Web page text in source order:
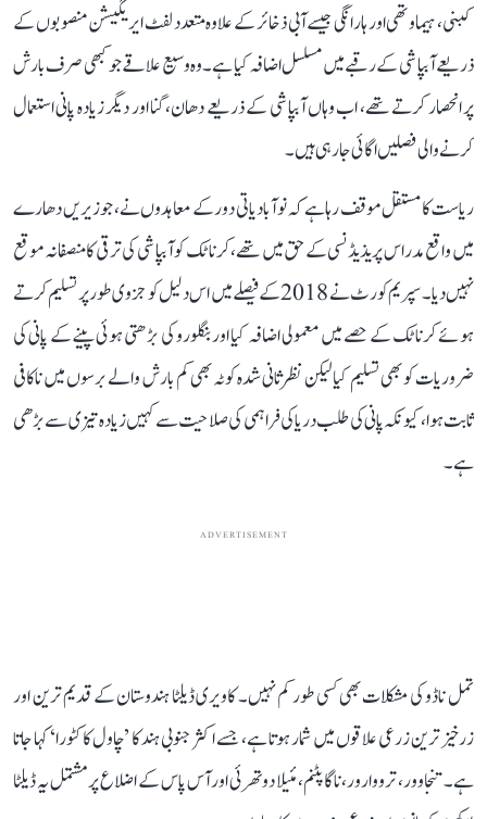
کبنی، ہیماوتھی اور ہارانگی جیسے آبی ذخائر کے علاوہ متعدد لفٹ ایریگیشن منصوبوں کے
ذریعے آبپاشی کے رقبے میں مسلسل اضافہ کیا ہے۔ وہ وسیع علاقے جو کبھی صرف بارش
پر انحصار کرتے تھے، اب وہاں آبپاشی کے ذریعے دھان، گنا اور دیگر زیادہ پانی استعمال
کرنے والی فصلیں اگائی جا رہی ہیں۔
ریاست کا مستقل موقف رہا ہے کہ نوآبادیاتی دور کے معاہدوں نے، جو زیریں دھارے
میں واقع مدراس پریذیڈنسی کے حق میں تھے، کرناٹک کو آبپاشی کی ترقی کا منصفانہ موقع
نہیں دیا۔ سپریم کورٹ نے 2018 کے فیصلے میں اس دلیل کو جزوی طور پر تسلیم کرتے
ہوئے کرناٹک کے حصے میں معمولی اضافہ کیا اور بنگلورو کی بڑھتی ہوئی پینے کے پانی کی
ضروریات کو بھی تسلیم کیا لیکن نظرثانی شدہ کوٹہ بھی کم بارش والے برسوں میں ناکافی
ثابت ہوا، کیونکہ پانی کی طلب دریا کی فراہمی کی صلاحیت سے کہیں زیادہ تیزی سے بڑھی
ہے۔
ADVERTISEMENT
تمل ناڈو کی مشکلات بھی کسی طور کم نہیں۔ کاویری ڈیلٹا ہندوستان کے قدیم ترین اور
زرخیز ترین زرعی علاقوں میں شمار ہوتا ہے، جسے اکثر جنوبی ہند کا ’چاول کا کٹورا‘ کہا جاتا
ہے۔ تنجاوور، ترووارور، ناگاپٹنم، مئیلا دوتھرئی اور آس پاس کے اضلاع پر مشتمل یہ ڈیلٹا